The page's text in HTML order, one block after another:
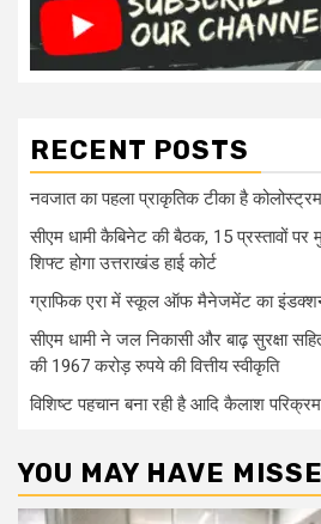
RECENT POSTS
नवजात का पहला प्राकृतिक टीका है
सीएम धामी कैबिनेट की बैठक, 15 प्रस्तावों पर
शिफ्ट होगा उत्तराखंड हाई कोर्ट
ग्राफिक एरा में स्कूल ऑफ मैनेजमेंट का
सीएम धामी ने जल निकासी और बाढ़ सुरक्षा
की 1967 करोड़ रुपये की वित्तीय स्वीकृति
विशिष्ट पहचान बना रही है आदि कैलाश
YOU MAY HAVE